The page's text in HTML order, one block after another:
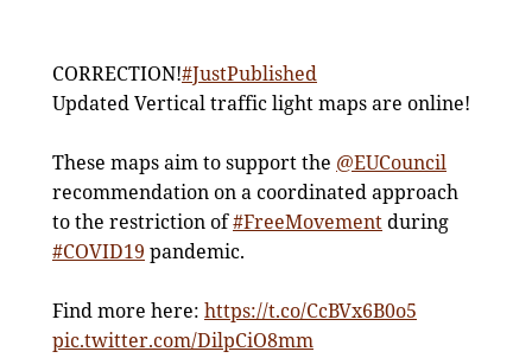
CORRECTION!#JustPublished
Updated Vertical traffic light maps are online!
These maps aim to support the @EUCouncil
recommendation on a coordinated approach
to the restriction of#FreeMovementduring
#COVID19 pandemic.
Find more here: https://t.co/CcBVx6B0o5
pic.twitter.com/DilpCiO8mm